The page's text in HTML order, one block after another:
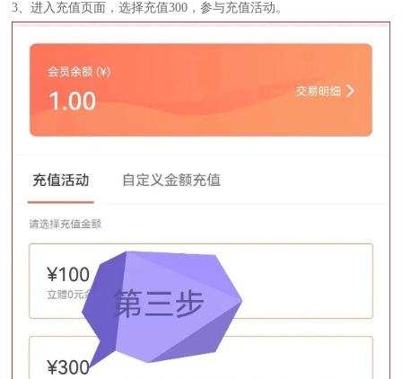
3、进入充值页面，选择充值300，参与充值活动。